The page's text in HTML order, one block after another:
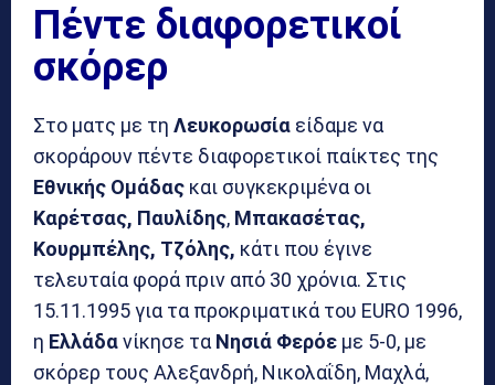
Πέντε διαφορετικοί
σκόρερ
Στο ματς με τη Λευκορωσία είδαμε να
σκοράρουν πέντε διαφορετικοί παίκτες της
Εθνικής Ομάδας και συγκεκριμένα οι
Καρέτσας, Παυλίδης, Μπακασέτας,
Κουρμπέλης, Τζόλης, κάτι που έγινε
τελευταία φορά πριν από 30 χρόνια. Στις
15.11.1995 για τα προκριματικά του EURO 1996,
η Ελλάδανίκησε τα Νησιά Φερόε με 5-0, με
σκόρερ τους Αλεξανδρή, Νικολαΐδη, Μαχλά,